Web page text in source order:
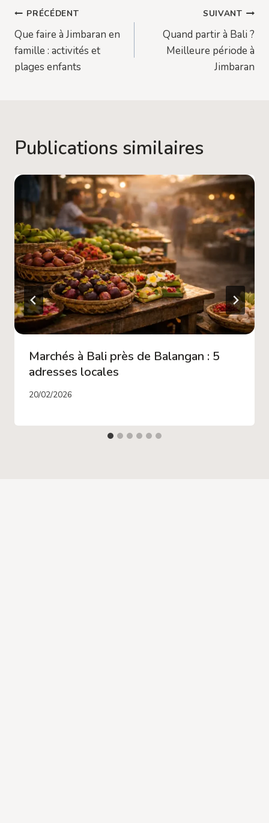
Navigation
de
l’article
PRÉCÉDENT
Que faire à Jimbaran en
famille : activités et
plages enfants
SUIVANT
Quand partir à Bali ?
Meilleure période à
Jimbaran
Publications similaires
Marchés à Bali près de Balangan : 5
adresses locales
20/02/2026